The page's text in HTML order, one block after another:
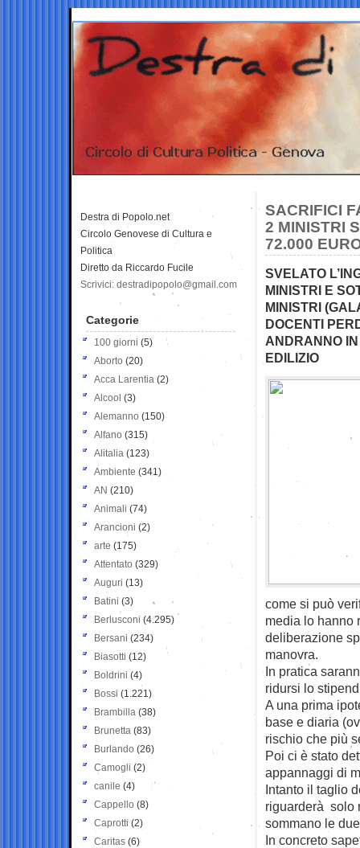
SACRIFICI
2 MINISTRI
72.000
SVELATO
MINISTRI E
MINISTRI
DOCENTI
ANDRANNO
EDILIZIO
come si può
media lo hanno
deliberazione
manovra.
In pratica
ridursi lo
A una prima
base e diaria
rischio che più
Poi ci è stato
appannaggi di
Intanto il taglio
riguarderà solo
sommano le
In concreto
Destra di Popolo.net
Circolo Genovese di Cultura e
Politica
Diretto da Riccardo Fucile
Scrivici: destradipopolo@gmail.com
Categorie
100 giorni (5)
Aborto (20)
Acca Larentia (2)
Alcool (3)
Alemanno (150)
Alfano (315)
Alitalia (123)
Ambiente (341)
AN (210)
Animali (74)
Arancioni (2)
arte (175)
Attentato (329)
Auguri (13)
Batini (3)
Berlusconi (4.295)
Bersani (234)
Biasotti (12)
Boldrini (4)
Bossi (1.221)
Brambilla (38)
Brunetta (83)
Burlando (26)
Camogli (2)
canile (4)
Cappello (8)
Caprotti (2)
Caritas (6)